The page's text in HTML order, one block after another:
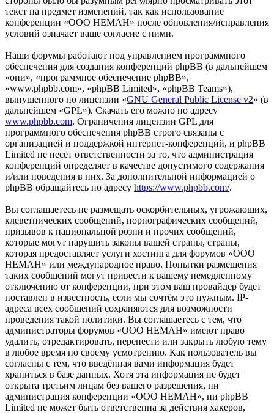
текст на предмет изменений, так как использование
конференции «OOO HEMAH» после обновления/исправления
условий означает ваше согласие с ними.
Наши форумы работают под управлением программного
обеспечения для создания конференций phpBB (в дальнейшем
«они», «программное обеспечение phpBB»,
«www.phpbb.com», «phpBB Limited», «phpBB Teams»),
выпущенного по лицензии «GNU General Public License v2» (в
дальнейшем «GPL»). Скачать его можно по адресу
www.phpbb.com. Ограничения лицензии GPL для
программного обеспечения phpBB строго связаны с
организацией и поддержкой интернет-конференций, и phpBB
Limited не несёт ответственности за то, что администрация
конференций определяет в качестве допустимого содержания
и/или поведения в них. За дополнительной информацией о
phpBB обращайтесь по адресу https://www.phpbb.com/.
Вы соглашаетесь не размещать оскорбительных, угрожающих,
клеветнических сообщений, порнографических сообщений,
призывов к национальной розни и прочих сообщений,
которые могут нарушить законы вашей страны, страны,
которая предоставляет услуги хостинга для форумов «OOO
HEMAH» или международное право. Попытки размещения
таких сообщений могут привести к вашему немедленному
отключению от конференции, при этом ваш провайдер будет
поставлен в известность, если мы сочтём это нужным. IP-
адреса всех сообщений сохраняются для возможности
проведения такой политики. Вы соглашаетесь с тем, что
администраторы форумов «OOO HEMAH» имеют право
удалить, отредактировать, перенести или закрыть любую тему
в любое время по своему усмотрению. Как пользователь вы
согласны с тем, что введённая вами информация будет
храниться в базе данных. Хотя эта информация не будет
открыта третьим лицам без вашего разрешения, ни
администрация конференции «OOO HEMAH», ни phpBB
Limited не может быть ответственна за действия хакеров,